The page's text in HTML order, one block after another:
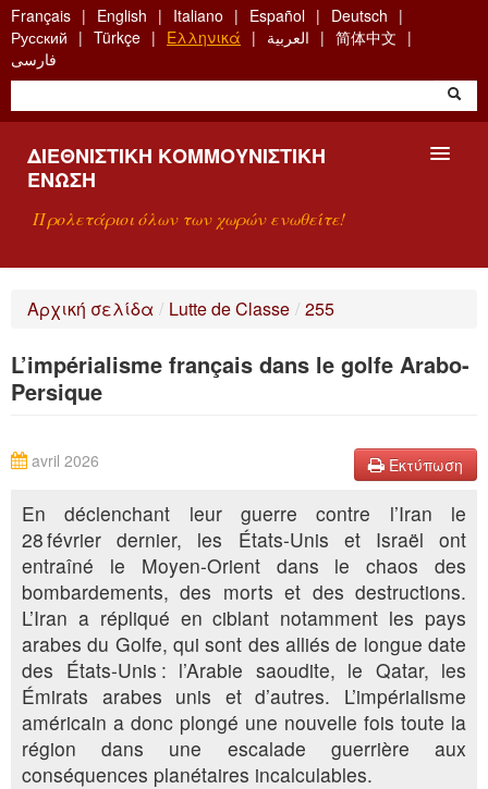
Skip
to
main
content
Français English Italiano Español
Deutsch
Русский
Türkçe Ελληνικά العربية
简体中文
فارسی
ΔΙΕΘΝΙΣΤΙΚΉ ΚΟΜΜΟΥΝΙΣΤΙΚΉ
ΈΝΩΣΗ
Προλετάριοι όλων των χωρών ενωθείτε!
ΑΝΑΖΉΤΗΣΗ
Αρχική σελίδα / Lutte de Classe / 255
L’impérialisme français dans le golfe Arabo-
Persique
Εκτύπωση
avril 2026
En déclenchant leur guerre contre l’Iran le
28 février dernier, les États-Unis et Israël ont
entraîné le Moyen-Orient dans le chaos des
bombardements, des morts et des destructions.
L’Iran a répliqué en ciblant notamment les pays
arabes du Golfe, qui sont des alliés de longue date
des États-Unis : l’Arabie saoudite, le Qatar, les
Émirats arabes unis et d’autres. L’impérialisme
américain a donc plongé une nouvelle fois toute la
région dans une escalade guerrière aux
conséquences planétaires incalculables.